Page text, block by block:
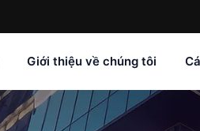
Giới thiệu về chúng tôi